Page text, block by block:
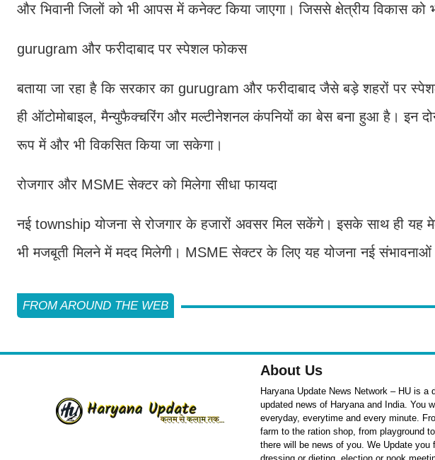
और भिवानी जिलों को भी आपस में कनेक्ट किया जाएगा। जिससे क्षेत्रीय विकास को
gurugram और फरीदाबाद पर स्पेशल फोकस
बताया जा रहा है कि सरकार का gurugram और फरीदाबाद जैसे बड़े शहरों पर
ही ऑटोमोबाइल, मैन्युफैक्चरिंग और मल्टीनेशनल कंपनियों का बेस बना हुआ है। इन
रूप में और भी विकसित किया जा सकेगा।
रोजगार और MSME सेक्टर को मिलेगा सीधा फायदा
नई township योजना से रोजगार के हजारों अवसर मिल सकेंगे। इसके साथ ही यह
भी मजबूती मिलने में मदद मिलेगी। MSME सेक्टर के लिए यह योजना नई
FROM AROUND THE WEB
About Us
Haryana Update News Network – HU is
updated news of Haryana and India. You
everyday, everytime and every minute.
farm to the ration shop, from playground
there will be news of you. We Update